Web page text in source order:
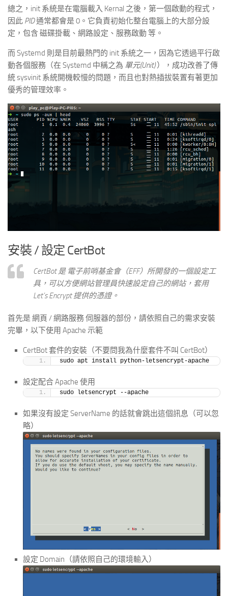
總之，init 系統是在電腦載入 Kernal 之後，第一個啟動的程式，
因此 PID通常都會是 0。它負責初始化整台電腦上的大部分設
定，包含 磁碟掛載、網路設定、服務啟動 等。
而 Systemd 則是目前最熱門的 init 系統之一，因為它透過平行啟
動各個服務（在 Systemd 中稱之為 單元(Unit)），成功改善了傳
統 sysvinit 系統開機較慢的問題，而且也對熱插拔裝置有著更加
優秀的管理效率。
安裝 / 設定 CertBot
CertBot 是 電子前哨基金會（EFF）所開發的一個設定工
具，可以方便網站管理員快速設定自己的網站，套用
Let’s Encrypt 提供的憑證。
首先是 網頁 / 網路服務 伺服器的部份，請依照自己的需求安裝
完畢，以下使用 Apache 示範
CertBot 套件的安裝（不要問我為什麼套件不叫 CertBot）
sudo apt install python-letsencrypt-apache
設定配合 Apache 使用
sudo letsencrypt --apache
如果沒有設定 ServerName 的話就會跳出這個訊息（可以忽
略）
設定 Domain（請依照自己的環境輸入）